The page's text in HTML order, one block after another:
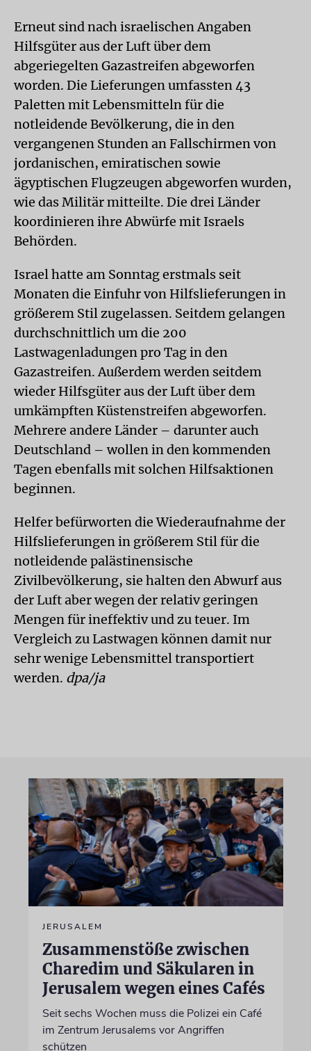
Erneut sind nach israelischen Angaben
Hilfsgüter aus der Luft über dem
abgeriegelten Gazastreifen abgeworfen
worden. Die Lieferungen umfassten 43
Paletten mit Lebensmitteln für die
notleidende Bevölkerung, die in den
vergangenen Stunden an Fallschirmen von
jordanischen, emiratischen sowie
ägyptischen Flugzeugen abgeworfen wurden,
wie das Militär mitteilte. Die drei Länder
koordinieren ihre Abwürfe mit Israels
Behörden.
Israel hatte am Sonntag erstmals seit
Monaten die Einfuhr von Hilfslieferungen in
größerem Stil zugelassen. Seitdem gelangen
durchschnittlich um die 200
Lastwagenladungen pro Tag in den
Gazastreifen. Außerdem werden seitdem
wieder Hilfsgüter aus der Luft über dem
umkämpften Küstenstreifen abgeworfen.
Mehrere andere Länder – darunter auch
Deutschland – wollen in den kommenden
Tagen ebenfalls mit solchen Hilfsaktionen
beginnen.
Helfer befürworten die Wiederaufnahme der
Hilfslieferungen in größerem Stil für die
notleidende palästinensische
Zivilbevölkerung, sie halten den Abwurf aus
der Luft aber wegen der relativ geringen
Mengen für ineffektiv und zu teuer. Im
Vergleich zu Lastwagen können damit nur
sehr wenige Lebensmittel transportiert
werden. dpa/ja
JERUSALEM
Zusammenstöße zwischen
Charedim und Säkularen in
Jerusalem wegen eines Cafés
Seit sechs Wochen muss die Polizei ein Café
im Zentrum Jerusalems vor Angriffen
schützen